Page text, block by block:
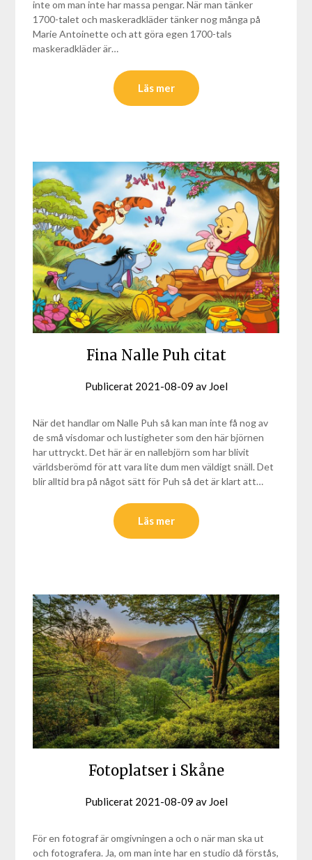
inte om man inte har massa pengar. När man tänker
1700-talet och maskeradkläder tänker nog många på
Marie Antoinette och att göra egen 1700-tals
maskeradkläder är…
Läs mer
Fina Nalle Puh citat
Publicerat 2021-08-09 av Joel
När det handlar om Nalle Puh så kan man inte få nog av
de små visdomar och lustigheter som den här björnen
har uttryckt. Det här är en nallebjörn som har blivit
världsberömd för att vara lite dum men väldigt snäll. Det
blir alltid bra på något sätt för Puh så det är klart att…
Läs mer
Fotoplatser i Skåne
Publicerat 2021-08-09 av Joel
För en fotograf är omgivningen a och o när man ska ut
och fotografera. Ja, om man inte har en studio då förstås,